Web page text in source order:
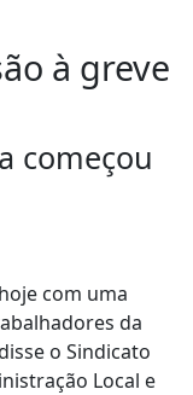
à greve
começou
com uma
da
o Sindicato
Local e